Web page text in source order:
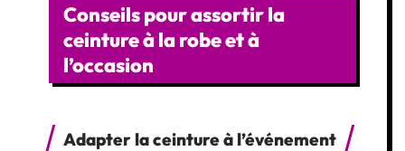
Conseils pour assortir la
ceinture à la robe et à
l’occasion
Adapter la ceinture à l’événement